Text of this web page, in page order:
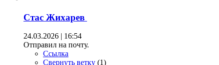
Стас Жихарев
24.03.2026 | 16:54
Отправил на почту.
Ссылка
Свернуть ветку (1)